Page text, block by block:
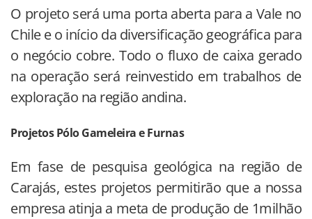
O projeto será uma porta aberta para a Vale no
Chile e o início da diversificação geográfica para
o negócio cobre. Todo o fluxo de caixa gerado
na operação será reinvestido em trabalhos de
exploração na região andina.
Projetos Pólo Gameleira e Furnas
Em fase de pesquisa geológica na região de
Carajás, estes projetos permitirão que a nossa
empresa atinja a meta de produção de 1milhão